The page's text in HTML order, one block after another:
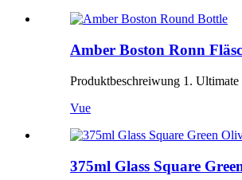
Amber Boston Ronn
Produktbeschreiwung 1.
Vue
375ml Glass Square